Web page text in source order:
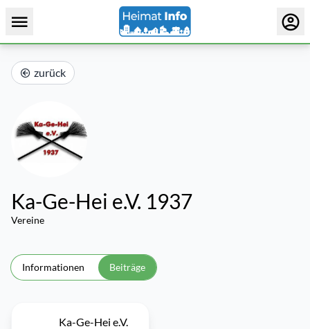
zurück
Ka-Ge-Hei e.V. 1937
Vereine
Informationen Beiträge
Ka-Ge-Hei e.V.